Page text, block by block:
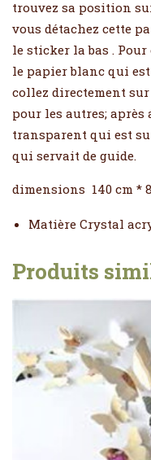
trouvez sa position
vous détachez cette
le sticker la bas .
le papier blanc qui
collez directement
pour les autres;
transparent qui est
qui servait de guide.
dimensions 140 cm *
Matière Crystal
Produits